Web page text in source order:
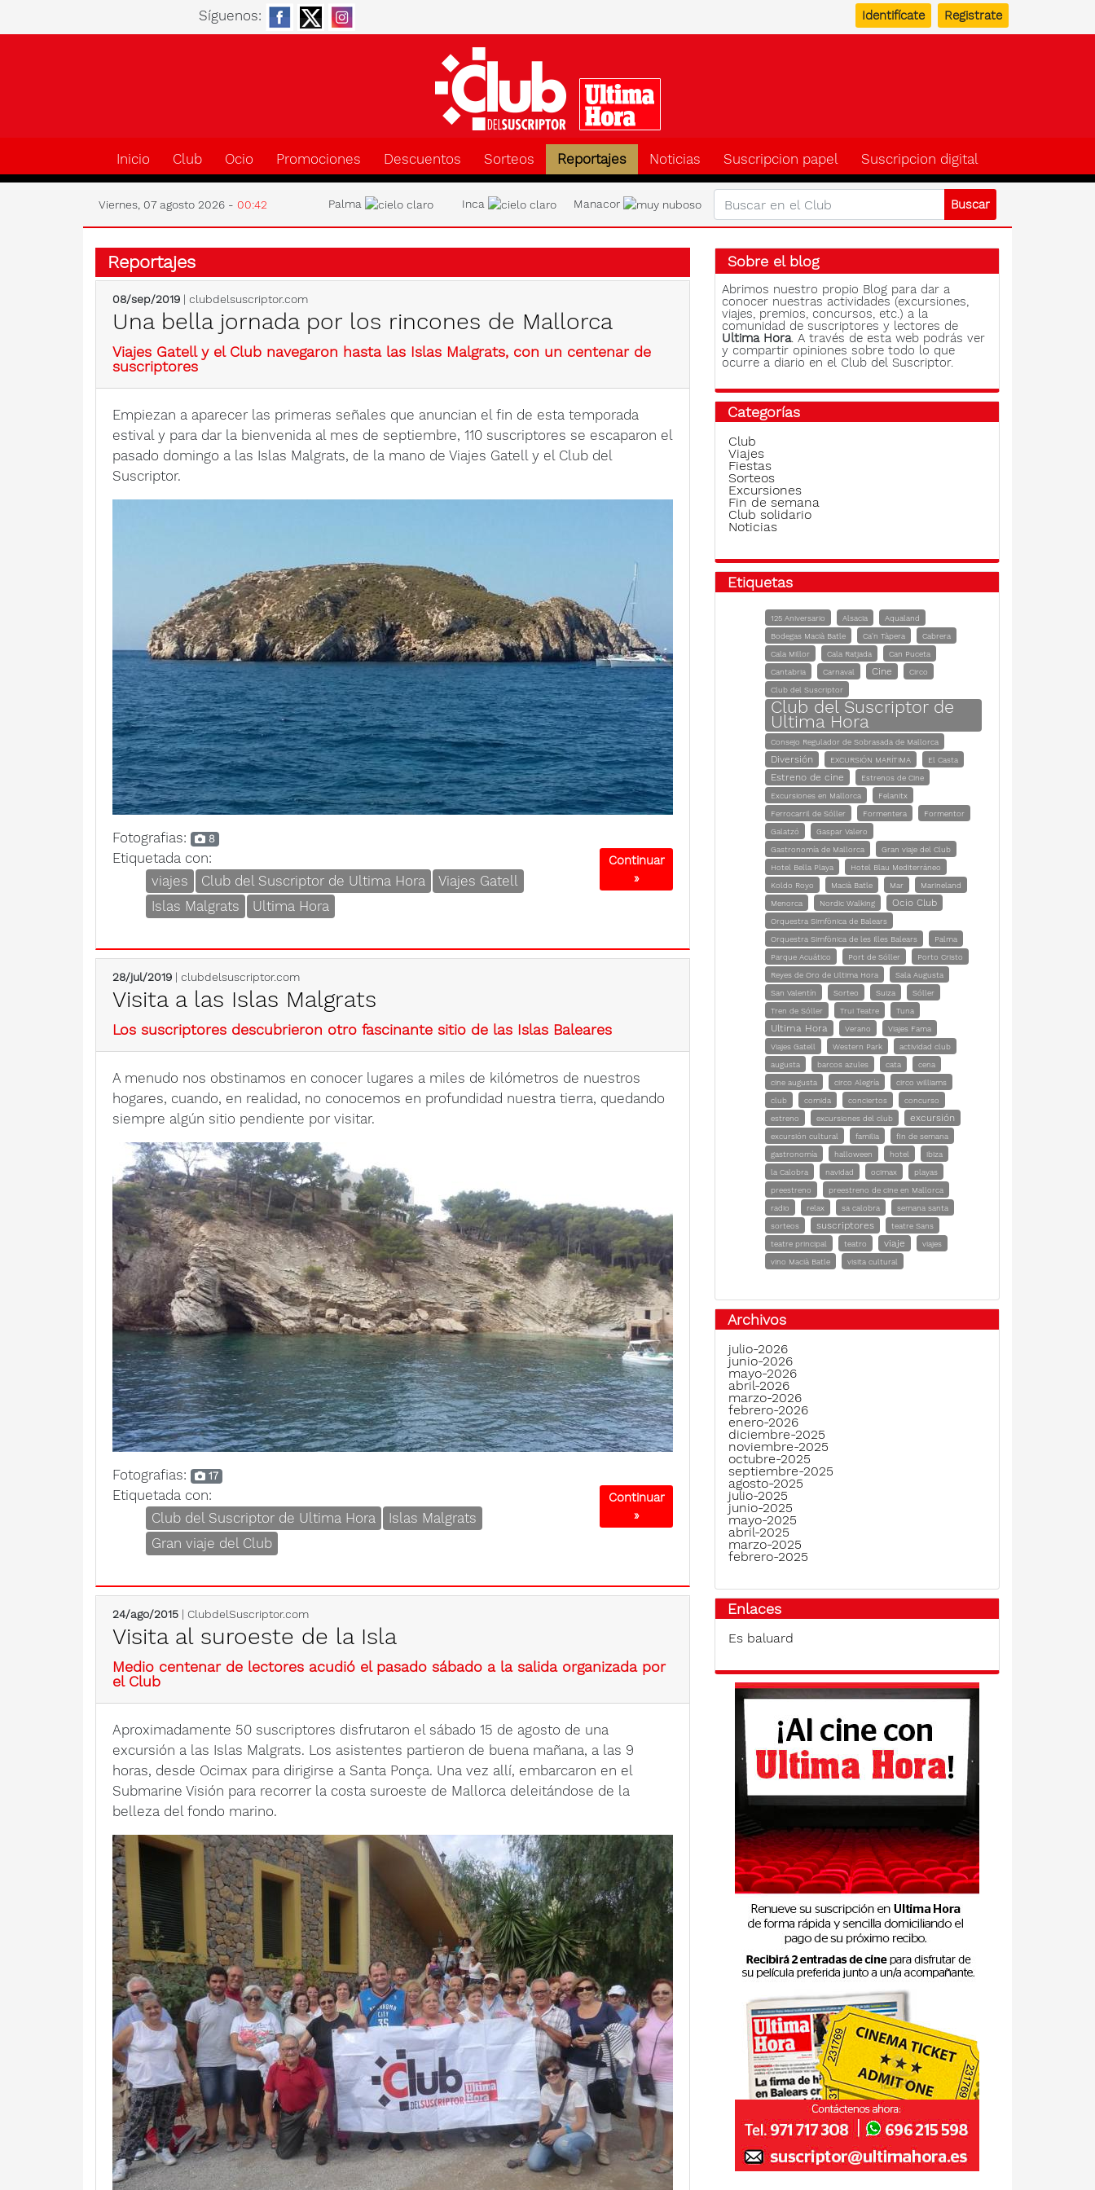
Síguenos: Identifícate Registrate
Inicio Club Ocio Promociones Descuentos Sorteos Reportajes Noticias Suscripcion papel Suscripcion digital
Viernes, 07 agosto 2026 - 00:42 Palma Inca Manacor
Reportajes
08/sep/2019 | clubdelsuscriptor.com
Una bella jornada por los rincones de Mallorca
Viajes Gatell y el Club navegaron hasta las Islas Malgrats, con un centenar de
suscriptores
Empiezan a aparecer las primeras señales que anuncian el fin de esta temporada
estival y para dar la bienvenida al mes de septiembre, 110 suscriptores se escaparon el
pasado domingo a las Islas Malgrats, de la mano de Viajes Gatell y el Club del
Suscriptor.
Fotografias: 8
Etiquetada con:
viajes
Club del Suscriptor de Ultima Hora
Viajes Gatell
Islas Malgrats
Ultima Hora
Continuar
»
28/jul/2019 | clubdelsuscriptor.com
Visita a las Islas Malgrats
Los suscriptores descubrieron otro fascinante sitio de las Islas Baleares
A menudo nos obstinamos en conocer lugares a miles de kilómetros de nuestros
hogares, cuando, en realidad, no conocemos en profundidad nuestra tierra, quedando
siempre algún sitio pendiente por visitar.
Fotografias: 17
Etiquetada con:
Club del Suscriptor de Ultima Hora
Islas Malgrats
Gran viaje del Club
Continuar
»
24/ago/2015 | ClubdelSuscriptor.com
Visita al suroeste de la Isla
Medio centenar de lectores acudió el pasado sábado a la salida organizada por
el Club
Aproximadamente 50 suscriptores disfrutaron el sábado 15 de agosto de una
excursión a las Islas Malgrats. Los asistentes partieron de buena mañana, a las 9
horas, desde Ocimax para dirigirse a Santa Ponça. Una vez allí, embarcaron en el
Submarine Visión para recorrer la costa suroeste de Mallorca deleitándose de la
belleza del fondo marino.
Sobre el blog
Abrimos nuestro propio Blog para dar a
conocer nuestras actividades (excursiones,
viajes, premios, concursos, etc.) a la
comunidad de suscriptores y lectores de
Ultima Hora. A través de esta web podrás ver
y compartir opiniones sobre todo lo que
ocurre a diario en el Club del Suscriptor.
Categorías
Club
Viajes
Fiestas
Sorteos
Excursiones
Fin de semana
Club solidario
Noticias
Etiquetas
125 Aniversario Alsacia
Aqualand
Bodegas Macià Batle
Ca'n Tàpera
Cabrera
Cala Millor
Cala Ratjada
Can Puceta
Cantabria
Carnaval Cine
Circo
Club del Suscriptor
Club del Suscriptor de
Ultima Hora
Consejo Regulador de Sobrasada de Mallorca
Diversión EXCURSIÓN MARÍTIMA El Casta
Estreno de cine
Estrenos de Cine
Excursiones en Mallorca
Felanitx
Ferrocarril de Sóller
Formentera
Formentor
Galatzó
Gaspar Valero
Gastronomía de Mallorca
Gran viaje del Club
Hotel Bella Playa
Hotel Blau Mediterráneo
Koldo Royo
Macià Batle Mar
Marineland
Menorca
Nordic Walking Ocio Club
Orquestra Simfònica de Balears
Orquestra Simfònica de les Illes Balears
Palma
Parque Acuático
Port de Sóller
Porto Cristo
Reyes de Oro de Ultima Hora
Sala Augusta
San Valentín
Sorteo Suiza
Sóller
Tren de Sóller
Trui Teatre Tuna
Ultima Hora Verano
Viajes Fama
Viajes Gatell
Western Park
actividad club
augusta
barcos azules cata
cena
cine augusta
circo Alegría
circo williams
club
comida conciertos
concurso
estreno
excursiones del club excursión
excursión cultural familia
fin de semana
gastronomía
halloween hotel
ibiza
la Calobra
navidad ocimax
playas
preestreno
preestreno de cine en Mallorca
radio
relax sa calobra
semana santa
sorteos
suscriptores
teatre Sans
teatre principal
teatro viaje
viajes
vino Macià Batle
visita cultural
Archivos
julio-2026
junio-2026
mayo-2026
abril-2026
marzo-2026
febrero-2026
enero-2026
diciembre-2025
noviembre-2025
octubre-2025
septiembre-2025
agosto-2025
julio-2025
junio-2025
mayo-2025
abril-2025
marzo-2025
febrero-2025
Enlaces
Es baluard